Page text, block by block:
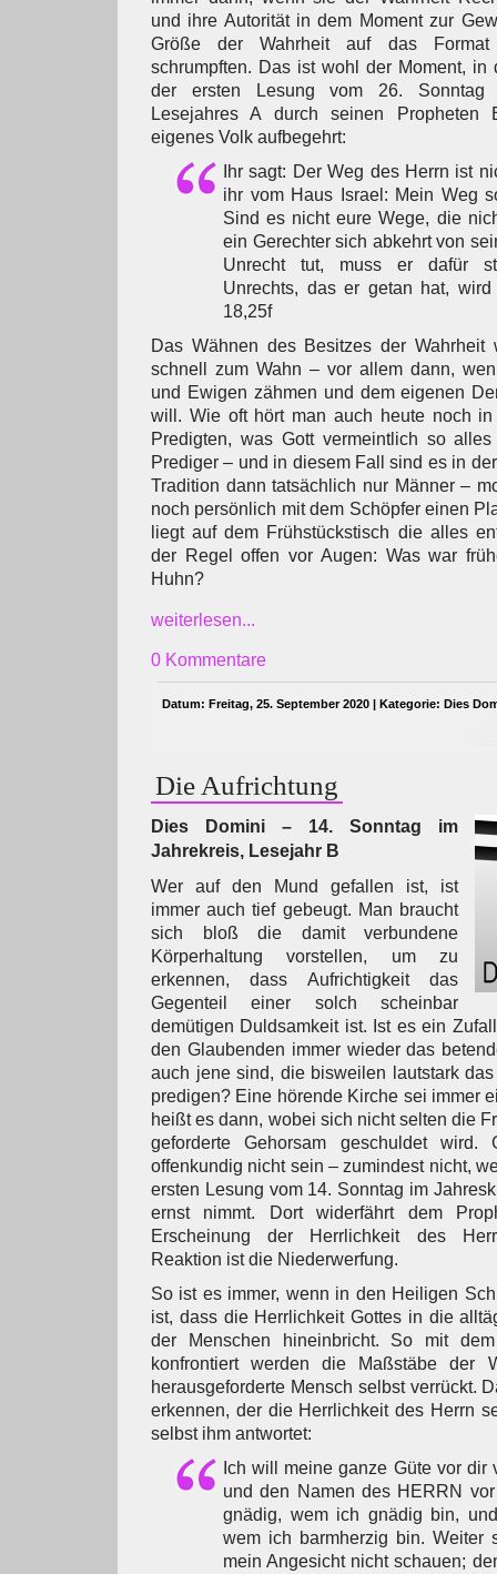
und ihre Autorität in dem Moment zur
Größe der Wahrheit auf das
schrumpften. Das ist wohl der Moment, in
der ersten Lesung vom 26. Sonntag
Lesejahres A durch seinen Propheten
eigenes Volk aufbegehrt:
Ihr sagt: Der Weg des Herrn ist
ihr vom Haus Israel: Mein Weg
Sind es nicht eure Wege, die
ein Gerechter sich abkehrt von
Unrecht tut, muss er dafür
Unrechts, das er getan hat,
18,25f
Das Wähnen des Besitzes der Wahrheit
schnell zum Wahn – vor allem dann,
und Ewigen zähmen und dem eigenen
will. Wie oft hört man auch heute noch in
Predigten, was Gott vermeintlich so
Prediger – und in diesem Fall sind es in
Tradition dann tatsächlich nur Männer –
noch persönlich mit dem Schöpfer einen
liegt auf dem Frühstückstisch die alles
der Regel offen vor Augen: Was war
Huhn?
weiterlesen...
0 Kommentare
Datum: Freitag, 25. September 2020 | Kategorie: Dies
Die Aufrichtung
Dies Domini – 14. Sonntag im
Jahrekreis, Lesejahr B
Wer auf den Mund gefallen ist, ist
immer auch tief gebeugt. Man braucht
sich bloß die damit verbundene
Körperhaltung vorstellen, um zu
erkennen, dass Aufrichtigkeit das
Gegenteil einer solch scheinbar
demütigen Duldsamkeit ist. Ist es ein
den Glaubenden immer wieder das
auch jene sind, die bisweilen lautstark
predigen? Eine hörende Kirche sei immer
heißt es dann, wobei sich nicht selten die
geforderte Gehorsam geschuldet
offenkundig nicht sein – zumindest nicht,
ersten Lesung vom 14. Sonntag im
ernst nimmt. Dort widerfährt dem
Erscheinung der Herrlichkeit des
Reaktion ist die Niederwerfung.
So ist es immer, wenn in den Heiligen
ist, dass die Herrlichkeit Gottes in die
der Menschen hineinbricht. So mit
konfrontiert werden die Maßstäbe
herausgeforderte Mensch selbst verrückt.
erkennen, der die Herrlichkeit des Herrn
selbst ihm antwortet:
Ich will meine ganze Güte vor dir
und den Namen des HERRN
gnädig, wem ich gnädig bin,
wem ich barmherzig bin. Weiter
mein Angesicht nicht schauen;